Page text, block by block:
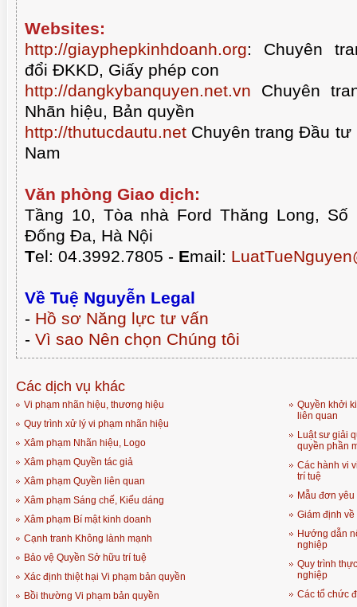
Websites:
http://giayphepkinhdoanh.org:
Chuyên
đổi ĐKKD, Giấy phép con
http://dangkybanquyen.net.vn Chuyên
Nhãn hiệu, Bản quyền
http://thutucdautu.net Chuyên trang Đầu
Nam
Văn phòng Giao dịch:
Tầng 10, Tòa nhà Ford Thăng Long, Số
Đống Đa, Hà Nội
Tel: 04.3992.7805 - Email:
Về Tuệ Nguyễn Legal
- Hồ sơ Năng lực tư vấn
- Vì sao Nên chọn Chúng tôi
Các dịch vụ khác
Vi phạm nhãn hiệu, thương hiệu
Quy trình xử lý vi phạm nhãn hiệu
Xâm phạm Nhãn hiệu, Logo
Xâm phạm Quyền tác giả
Xâm phạm Quyền liên quan
Xâm phạm Sáng chế, Kiểu dáng
Xâm phạm Bí mật kinh doanh
Cạnh tranh Không lành mạnh
Bảo vệ Quyền Sở hữu trí tuệ
Xác định thiệt hại Vi phạm bản quyền
Bồi thường Vi phạm bản quyền
Quyền khởi
liên quan
Luật sư giải
quyền phần
Các hành vi
trí tuệ
Mẫu đơn
Giám định
Hướng dẫn
nghiệp
Quy trình
nghiệp
Các tổ chức
PHÒNG HỘI THẢO QUA VIDEO